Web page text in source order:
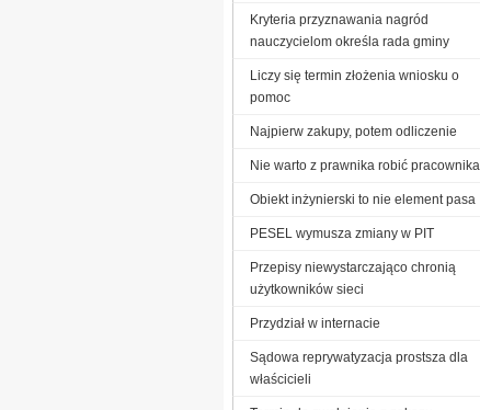
Kryteria przyznawania nagród
nauczycielom określa rada gminy
Liczy się termin złożenia wniosku o
pomoc
Najpierw zakupy, potem odliczenie
Nie warto z prawnika robić pracownika
Obiekt inżynierski to nie element pasa
PESEL wymusza zmiany w PIT
Przepisy niewystarczająco chronią
użytkowników sieci
Przydział w internacie
Sądowa reprywatyzacja prostsza dla
właścicieli